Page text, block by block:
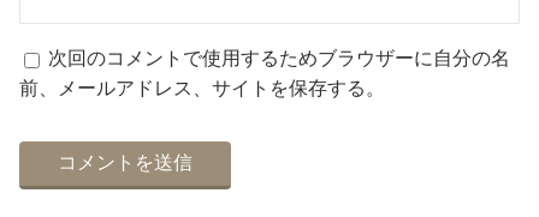
次回のコメントで使用するためブラウザーに自分の名
前、メールアドレス、サイトを保存する。